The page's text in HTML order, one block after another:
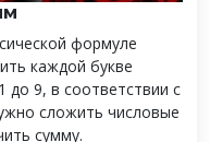
формуле
каждой букве
до 9, в соответствии с
сложить числовые
сумму.